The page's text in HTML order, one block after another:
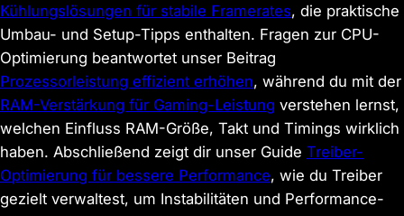
Kühlungslösungen für stabile Framerates, die praktische
Umbau- und Setup-Tipps enthalten. Fragen zur CPU-
Optimierung beantwortet unser Beitrag
Prozessorleistung effizient erhöhen, während du mit der
RAM-Verstärkung für Gaming-Leistung verstehen lernst,
welchen Einfluss RAM-Größe, Takt und Timings wirklich
haben. Abschließend zeigt dir unser Guide Treiber-
Optimierung für bessere Performance, wie du Treiber
gezielt verwaltest, um Instabilitäten und Performance-